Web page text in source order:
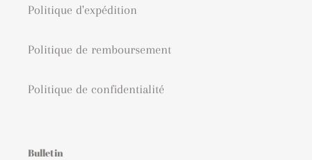
Politique d'expédition
Politique de remboursement
Politique de confidentialité
Bulletin